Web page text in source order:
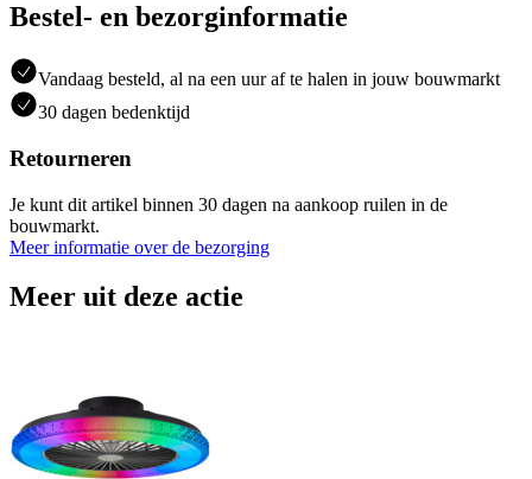
Bestel- en bezorginformatie
Vandaag besteld, al na een uur af te halen in jouw bouwmarkt
30 dagen bedenktijd
Retourneren
Je kunt dit artikel binnen 30 dagen na aankoop ruilen in de
bouwmarkt.
Meer informatie over de bezorging
Meer uit deze actie